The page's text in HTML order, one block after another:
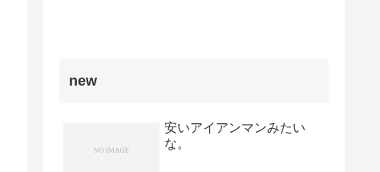
new
安いアイアンマンみたい
な。